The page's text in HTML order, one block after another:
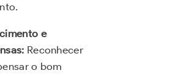
e
Reconhecer
o bom